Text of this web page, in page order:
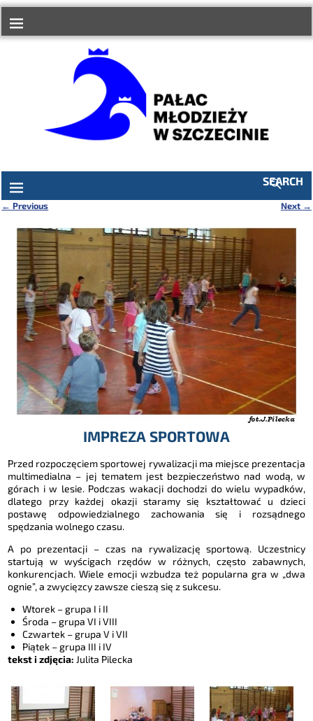
treści
SEARCH
← Previous Next →
IMPREZA SPORTOWA
Przed rozpoczęciem sportowej rywalizacji ma miejsce prezentacja
multimedialna – jej tematem jest bezpieczeństwo nad wodą, w
górach i w lesie. Podczas wakacji dochodzi do wielu wypadków,
dlatego przy każdej okazji staramy się kształtować u dzieci
postawę odpowiedzialnego zachowania się i rozsądnego
spędzania wolnego czasu.
A po prezentacji – czas na rywalizację sportową. Uczestnicy
startują w wyścigach rzędów w różnych, często zabawnych,
konkurencjach. Wiele emocji wzbudza też popularna gra w „dwa
ognie”, a zwycięzcy zawsze cieszą się z sukcesu.
Wtorek – grupa I i II
Środa – grupa VI i VIII
Czwartek – grupa V i VII
Piątek – grupa III i IV
tekst i zdjęcia: Julita Pilecka